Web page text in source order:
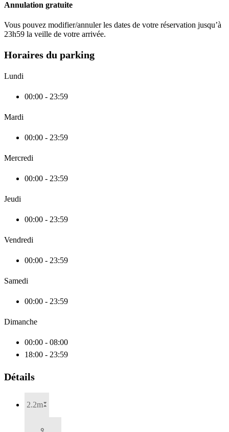
Annulation gratuite
Vous pouvez modifier/annuler les dates de votre réservation jusqu’à
23h59 la veille de votre arrivée.
Horaires du parking
Lundi
00:00 - 23:59
Mardi
00:00 - 23:59
Mercredi
00:00 - 23:59
Jeudi
00:00 - 23:59
Vendredi
00:00 - 23:59
Samedi
00:00 - 23:59
Dimanche
00:00 - 08:00
18:00 - 23:59
Détails
2.2m